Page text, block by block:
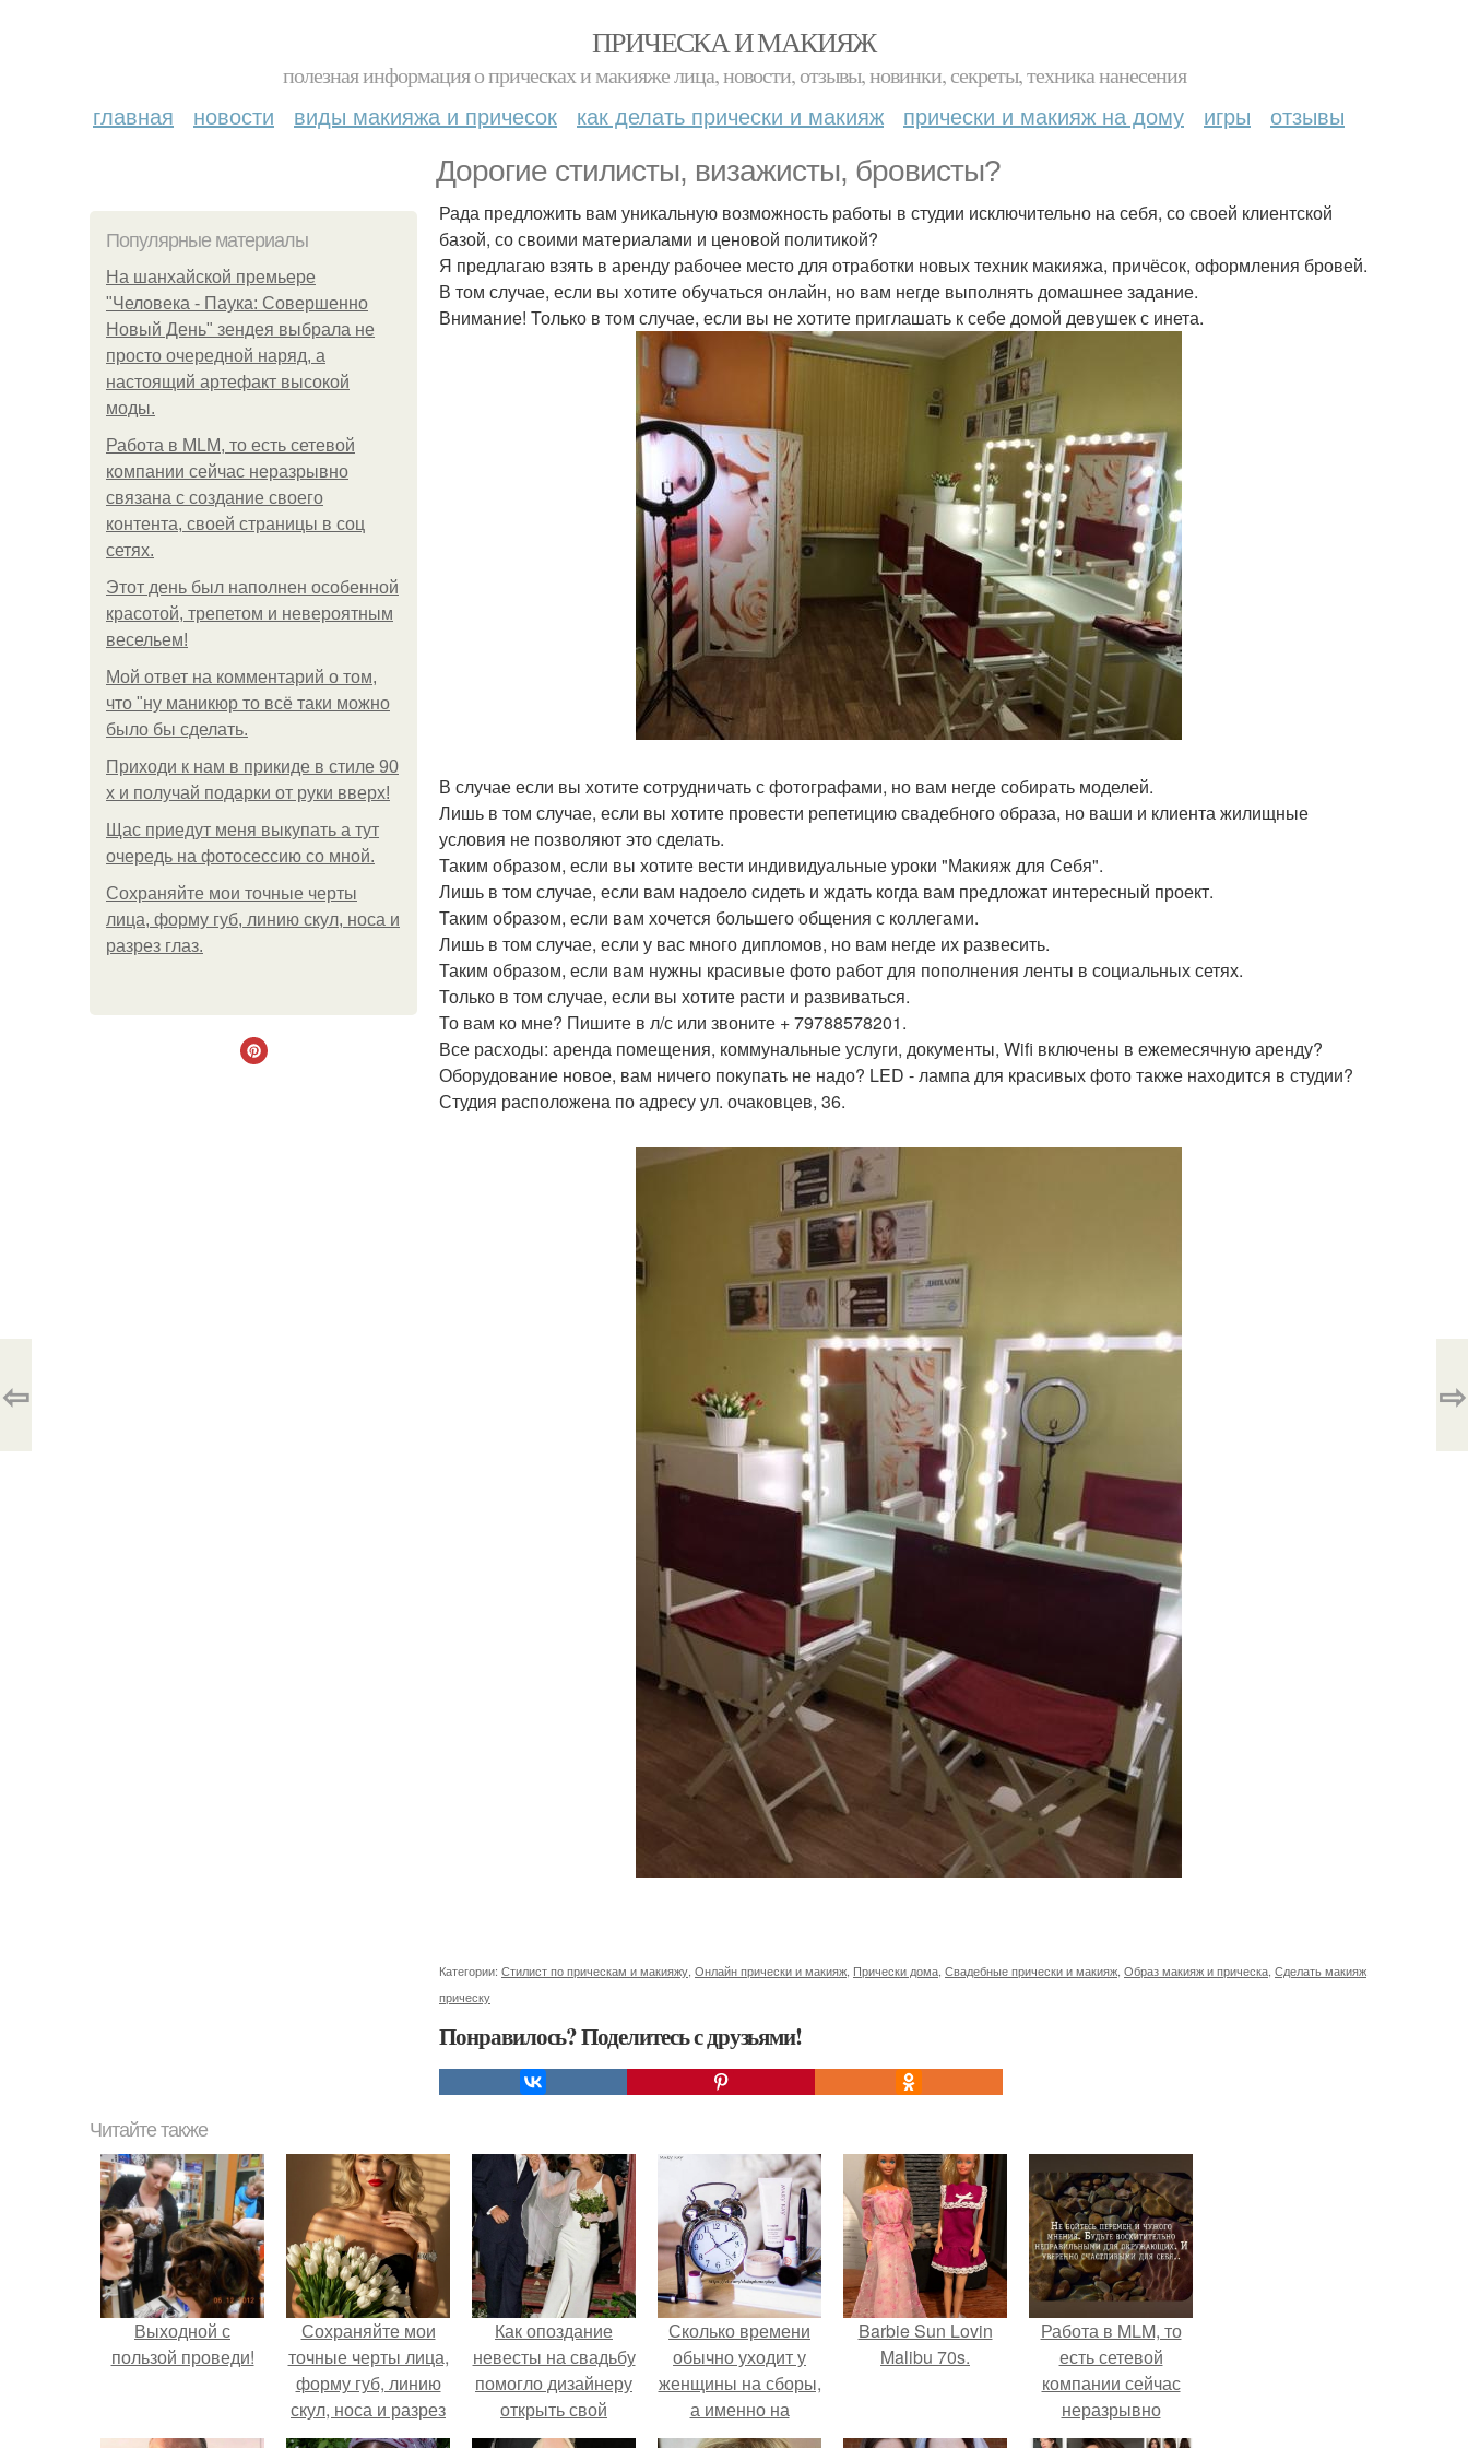
ПРИЧЕСКА И МАКИЯЖ
полезная информация о прическах и макияже лица, новости, отзывы, новинки, секреты, техника нанесения
главная новости виды макияжа и причесок как делать прически и макияж прически и макияж на дому игры отзывы
Дорогие стилисты, визажисты, бровисты?
Популярные материалы
На шанхайской премьере
"Человека - Паука: Совершенно
Новый День" зендея выбрала не
просто очередной наряд, а
настоящий артефакт высокой
моды.
Работа в MLM, то есть сетевой
компании сейчас неразрывно
связана с создание своего
контента, своей страницы в соц
сетях.
Этот день был наполнен особенной
красотой, трепетом и невероятным
весельем!
Мой ответ на комментарий о том,
что "ну маникюр то всё таки можно
было бы сделать.
Приходи к нам в прикиде в стиле 90
х и получай подарки от руки вверх!
Щас приедут меня выкупать а тут
очередь на фотосессию со мной.
Сохраняйте мои точные черты
лица, форму губ, линию скул, носа и
разрез глаз.
Рада предложить вам уникальную возможность работы в студии исключительно на себя, со своей клиентской
базой, со своими материалами и ценовой политикой?
Я предлагаю взять в аренду рабочее место для отработки новых техник макияжа, причёсок, оформления бровей.
В том случае, если вы хотите обучаться онлайн, но вам негде выполнять домашнее задание.
Внимание! Только в том случае, если вы не хотите приглашать к себе домой девушек с инета.
В случае если вы хотите сотрудничать с фотографами, но вам негде собирать моделей.
Лишь в том случае, если вы хотите провести репетицию свадебного образа, но ваши и клиента жилищные
условия не позволяют это сделать.
Таким образом, если вы хотите вести индивидуальные уроки "Макияж для Себя".
Лишь в том случае, если вам надоело сидеть и ждать когда вам предложат интересный проект.
Таким образом, если вам хочется большего общения с коллегами.
Лишь в том случае, если у вас много дипломов, но вам негде их развесить.
Таким образом, если вам нужны красивые фото работ для пополнения ленты в социальных сетях.
Только в том случае, если вы хотите расти и развиваться.
То вам ко мне? Пишите в л/с или звоните + 79788578201.
Все расходы: аренда помещения, коммунальные услуги, документы, Wifi включены в ежемесячную аренду?
Оборудование новое, вам ничего покупать не надо? LED - лампа для красивых фото также находится в студии?
Студия расположена по адресу ул. очаковцев, 36.
Категории: Стилист по прическам и макияжу Онлайн прически и макияж Прически дома Свадебные прически и макияж Образ макияж и прическа Сделать макияж
прическу
Понравилось? Поделитесь с друзьями!
⇦ ⇨
Читайте также
Выходной с
пользой проведи!
Сохраняйте мои
точные черты лица,
форму губ, линию
скул, носа и разрез
глаз.
Как опоздание
невесты на свадьбу
помогло дизайнеру
открыть свой
бренд.
Сколько времени
обычно уходит у
женщины на сборы,
а именно на
макияж, причёску,
Barbie Sun Lovin
Malibu 70s.
Работа в MLM, то
есть сетевой
компании сейчас
неразрывно
связана с создание